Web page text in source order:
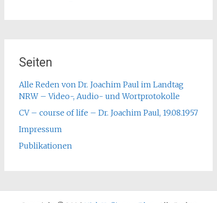
Seiten
Alle Reden von Dr. Joachim Paul im Landtag
NRW – Video-, Audio- und Wortprotokolle
CV – course of life – Dr. Joachim Paul, 19.08.1957
Impressum
Publikationen